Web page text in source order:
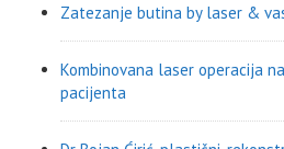
Zatezanje butina by laser &
Kombinovana laser operacija
pacijenta